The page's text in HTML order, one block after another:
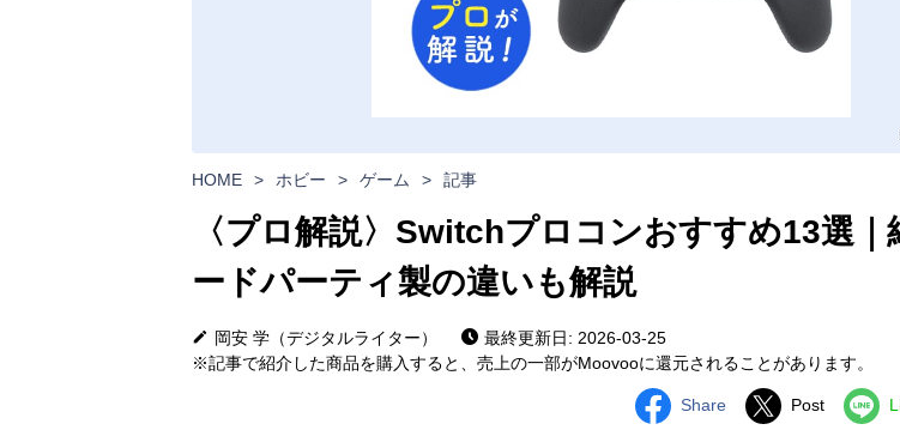
HOME > ホビー > ゲーム > 記事
〈プロ解説〉Switchプロコンおすすめ13選｜
ードパーティ製の違いも解説
岡安 学（デジタルライター）
最終更新日: 2026-03-25
※記事で紹介した商品を購入すると、売上の一部がMoovooに還元されることがあります。
Share Post